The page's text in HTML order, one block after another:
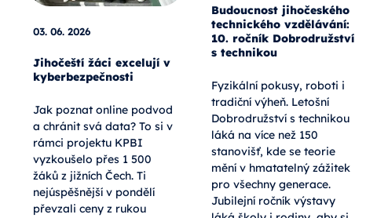
03. 06. 2026
Jihočeští žáci excelují v
kyberbezpečnosti
Jak poznat online podvod
a chránit svá data? To si v
rámci projektu KPBI
vyzkoušelo přes 1 500
žáků z jižních Čech. Ti
nejúspěšnější v pondělí
převzali ceny z rukou
Budoucnost jihočeského
technického vzdělávání:
10. ročník Dobrodružství
s technikou
Fyzikální pokusy, roboti i
tradiční výheň. Letošní
Dobrodružství s technikou
láká na více než 150
stanovišť, kde se teorie
mění v hmatatelný zážitek
pro všechny generace.
Jubilejní ročník výstavy